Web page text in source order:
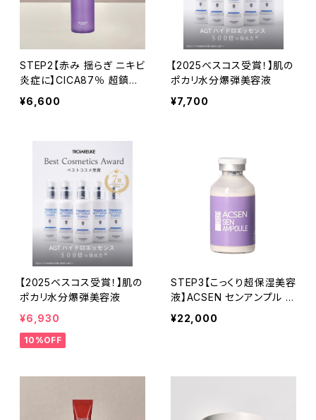
STEP2【赤み 揺らぎ ニキビ
炎症に】CICA87％ 超鎮静
化粧水
¥6,600
【2025ベスコス受賞！】肌の
ポカリ水分爆弾美容液
¥7,700
【2025ベスコス受賞！】肌の
ポカリ水分爆弾美容液
¥6,930
10%OFF
STEP3【こっくり超保湿美容
液】ACSEN センアンプル 3
5ml
¥22,000